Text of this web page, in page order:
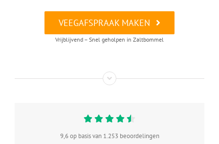
VEEGAFSPRAAK MAKEN
Vrijblijvend – Snel geholpen in Zaltbommel
9,6 op basis van 1.253 beoordelingen